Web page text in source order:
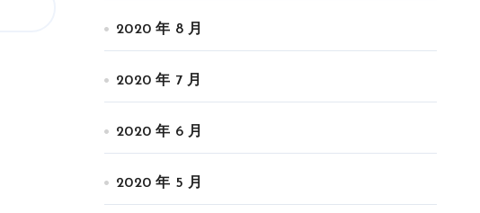
2020 年 8 月
2020 年 7 月
2020 年 6 月
2020 年 5 月